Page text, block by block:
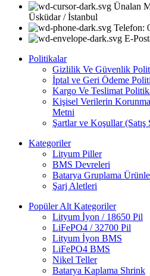
Ünalan
Üsküdar / İstanbul
Telefon:
E-
Politikalar
Gizlilik Ve Güvenlik
İptal ve Geri Ödeme
Kargo Ve Teslimat
Kişisel Verilerin
Metni
Şartlar ve Koşullar (Satış
Kategoriler
Lityum Piller
BMS Devreleri
Batarya Gruplama
Şarj Aletleri
Popüler Alt Kategoriler
Lityum İyon / 18650 Pil
LiFePO4 / 32700 Pil
Lityum İyon BMS
LiFePO4 BMS
Nikel Teller
Batarya Kaplama Shrink